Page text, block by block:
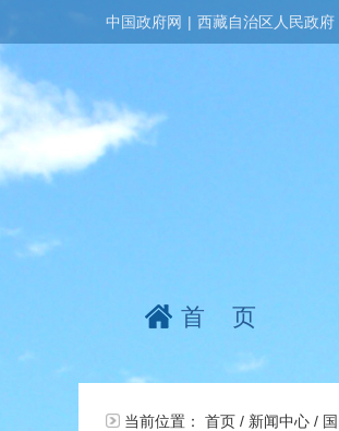
中国政府网 | 西藏自治区人民政府
首页
当前位置： 首页 / 新闻中心 /